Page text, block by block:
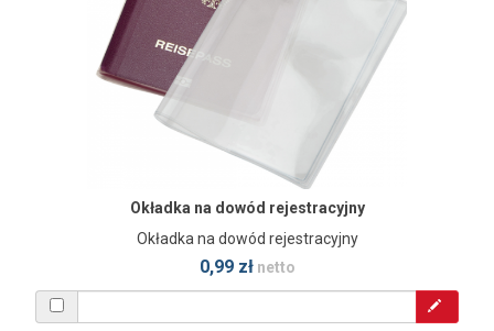
Okładka na dowód rejestracyjny
Okładka na dowód rejestracyjny
0,99 złnetto